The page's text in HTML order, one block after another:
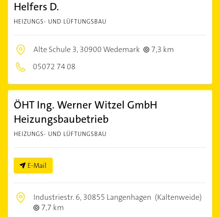
Helfers D.
HEIZUNGS- UND LÜFTUNGSBAU
Alte Schule 3,30900 Wedemark
7,3 km
05072 74 08
ÖHT Ing. Werner Witzel GmbH
Heizungsbaubetrieb
HEIZUNGS- UND LÜFTUNGSBAU
E-Mail
Industriestr. 6,30855 Langenhagen (Kaltenweide)
7,7 km